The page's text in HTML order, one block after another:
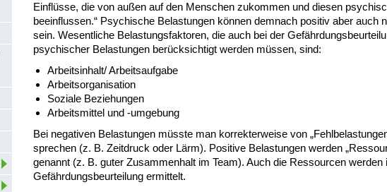
Einflüsse, die von außen auf den Menschen zukommen und diesen
beeinflussen.“ Psychische Belastungen können demnach positiv aber auch
sein. Wesentliche Belastungsfaktoren, die auch bei der
psychischer Belastungen berücksichtigt werden müssen, sind:
Arbeitsinhalt/ Arbeitsaufgabe
Arbeitsorganisation
Soziale Beziehungen
Arbeitsmittel und -umgebung
Bei negativen Belastungen müsste man korrekterweise von
sprechen (z. B. Zeitdruck oder Lärm). Positive Belastungen werden
genannt (z. B. guter Zusammenhalt im Team). Auch die Ressourcen werden
Gefährdungsbeurteilung ermittelt.